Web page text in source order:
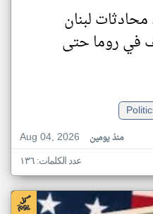
لبنان
في روما حتى
Aug 04, 2026
منذ يومين
عدد الكلمات: ١٣٦